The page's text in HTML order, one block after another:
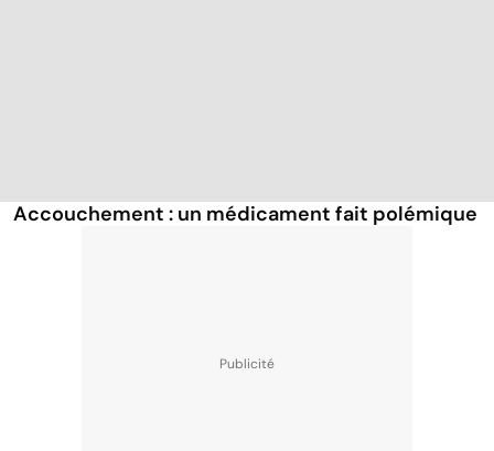
Accouchement : un médicament fait polémique